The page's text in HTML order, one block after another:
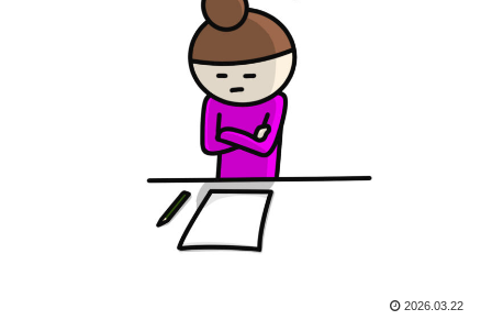
2026.03.22